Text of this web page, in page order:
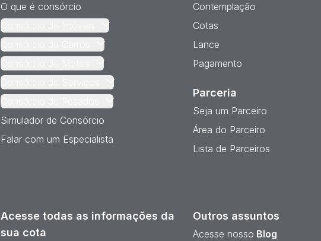
O que é consórcio
Simulador de Consórcio
Falar com um Especialista
Contemplação
Cotas
Lance
Pagamento
Parceria
Seja um Parceiro
Área do Parceiro
Lista de Parceiros
Acesse todas as informações da
sua cota
Outros assuntos
Acesse nosso Blog